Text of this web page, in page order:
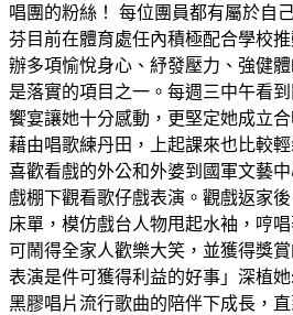
唱團的粉絲！ 每位團員都有屬於自
芬目前在體育處任內積極配合學校
辦多項愉悅身心、紓發壓力、強健
是落實的項目之一。每週三中午看
饗宴讓她十分感動，更堅定她成立
藉由唱歌練丹田，上起課來也比較
喜歡看戲的外公和外婆到國軍文藝
戲棚下觀看歌仔戲表演。觀戲返家
床單，模仿戲台人物甩起水袖，哼
可鬧得全家人歡樂大笑，並獲得獎
表演是件可獲得利益的好事」深植
黑膠唱片流行歌曲的陪伴下成長，